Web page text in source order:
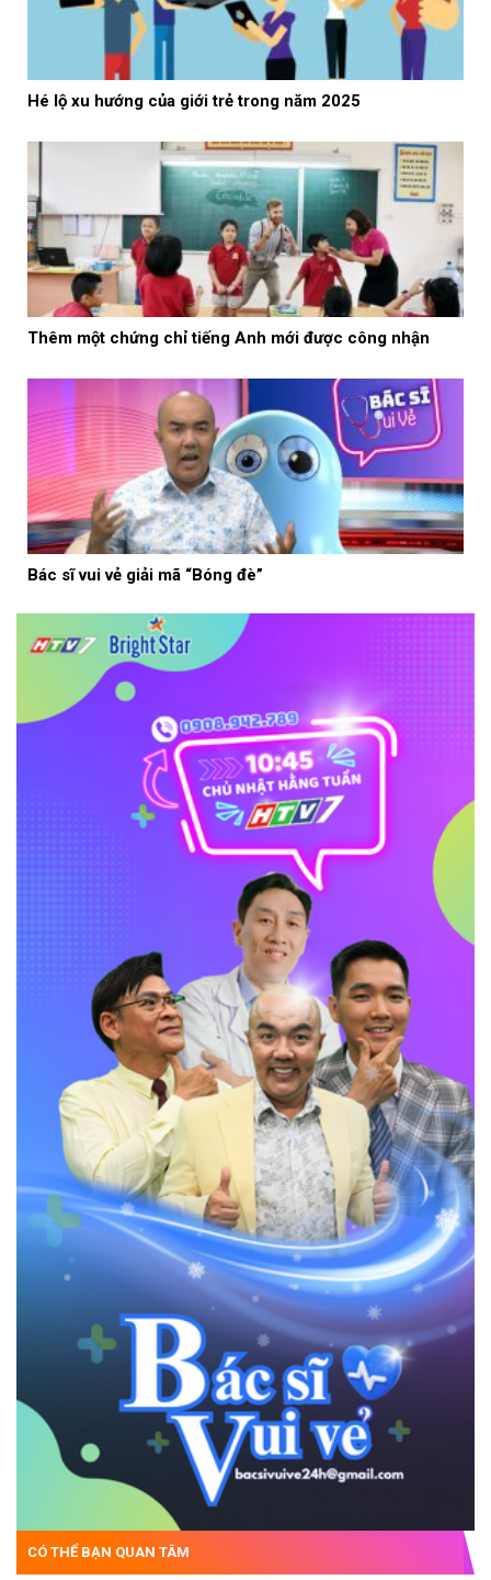
Hé lộ xu hướng của giới trẻ trong năm 2025
Thêm một chứng chỉ tiếng Anh mới được công nhận
Bác sĩ vui vẻ giải mã “Bóng đè”
CÓ THỂ BẠN QUAN TÂM